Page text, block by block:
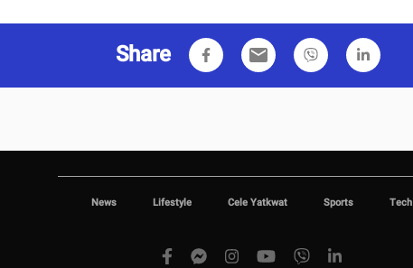
Share email
News Lifestyle Cele Yatkwat Sports Tech